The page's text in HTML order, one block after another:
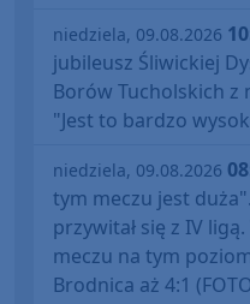
niedziela, 09.08.2026
jubileusz Śliwickiej
Borów Tucholskich z
"Jest to bardzo
niedziela, 09.08.2026
tym meczu jest
przywitał się z IV
meczu na tym
Brodnica aż 4:1